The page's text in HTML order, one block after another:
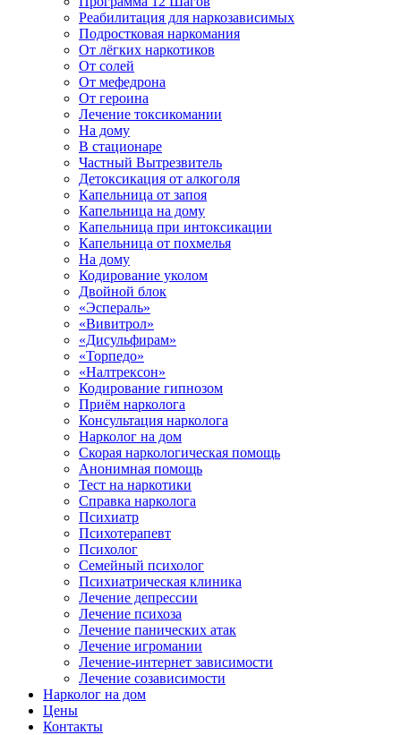
Реабилитация для наркозависимых
Подростковая наркомания
От лёгких наркотиков
От солей
От мефедрона
От героина
Лечение токсикомании
На дому
В стационаре
Частный Вытрезвитель
Детоксикация от алкоголя
Капельница от запоя
Капельница на дому
Капельница при интоксикации
Капельница от похмелья
На дому
Кодирование уколом
Двойной блок
«Эспераль»
«Вивитрол»
«Дисульфирам»
«Торпедо»
«Налтрексон»
Кодирование гипнозом
Приём нарколога
Консультация нарколога
Нарколог на дом
Скорая наркологическая помощь
Анонимная помощь
Тест на наркотики
Справка нарколога
Психиатр
Психотерапевт
Психолог
Семейный психолог
Психиатрическая клиника
Лечение депрессии
Лечение психоза
Лечение панических атак
Лечение игромании
Лечение-интернет зависимости
Лечение созависимости
Нарколог на дом
Цены
Контакты